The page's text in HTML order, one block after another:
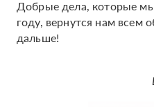
Добрые дела, которые
году, вернутся нам
дальше!